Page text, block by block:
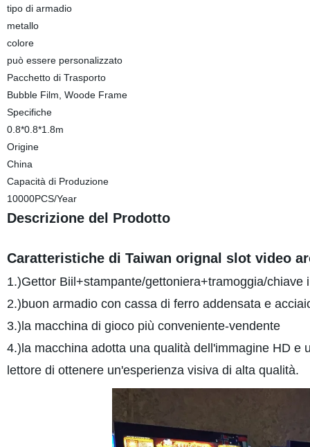
tipo di armadio
metallo
colore
può essere personalizzato
Pacchetto di Trasporto
Bubble Film, Woode Frame
Specifiche
0.8*0.8*1.8m
Origine
China
Capacità di Produzione
10000PCS/Year
Descrizione del Prodotto
Caratteristiche di Taiwan orignal slot video
1.)Gettor Biil+stampante/gettoniera+tramoggia/chiave
2.)buon armadio con cassa di ferro addensata e
3.)la macchina di gioco più conveniente-vendente
4.)la macchina adotta una qualità dell'immagine HD
lettore di ottenere un'esperienza visiva di alta qualità.